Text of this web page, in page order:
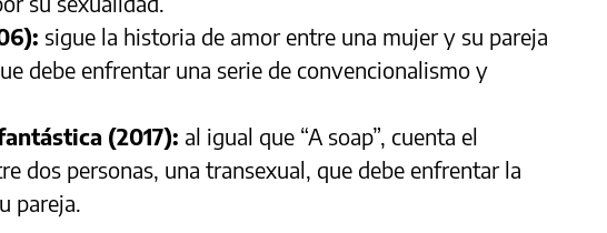
sigue la historia de amor entre una mujer y su pareja
debe enfrentar una serie de convencionalismo y
(2017): al igual que “A soap”, cuenta el
dos personas, una transexual, que debe enfrentar la
pareja.